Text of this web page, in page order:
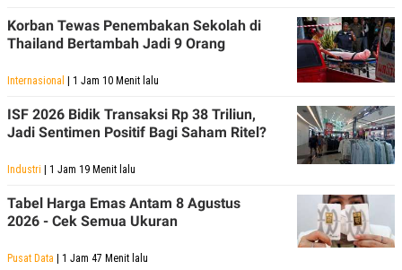
Korban Tewas Penembakan Sekolah di
Thailand Bertambah Jadi 9 Orang
Internasional | 1 Jam 10 Menit lalu
ISF 2026 Bidik Transaksi Rp 38 Triliun,
Jadi Sentimen Positif Bagi Saham Ritel?
Industri | 1 Jam 19 Menit lalu
Tabel Harga Emas Antam 8 Agustus
2026 - Cek Semua Ukuran
Pusat Data | 1 Jam 47 Menit lalu